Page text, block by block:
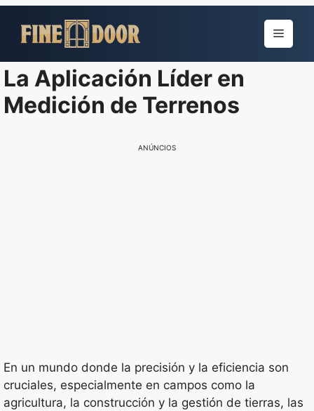
para
conteúdo
Menu
La Aplicación Líder en
Medición de Terrenos
ANÚNCIOS
En un mundo donde la precisión y la eficiencia son
cruciales, especialmente en campos como la
agricultura, la construcción y la gestión de tierras, las